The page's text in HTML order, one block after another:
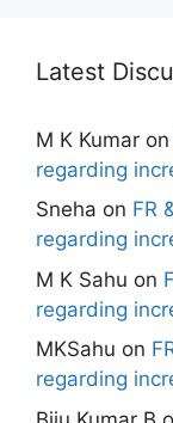
Latest
M K Kumar on
regarding
Sneha on FR
regarding
M K Sahu on
regarding
MKSahu on
regarding